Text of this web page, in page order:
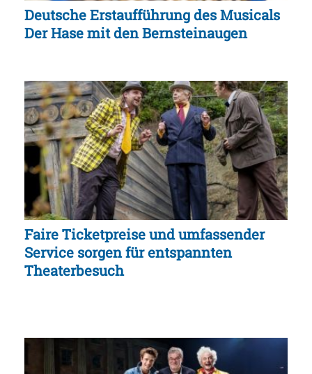
Deutsche Erstaufführung des Musicals
Der Hase mit den Bernsteinaugen
Faire Ticketpreise und umfassender
Service sorgen für entspannten
Theaterbesuch